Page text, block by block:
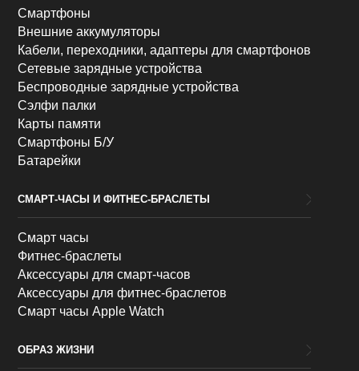
Смартфоны
Внешние аккумуляторы
Кабели, переходники, адаптеры для смартфонов
Сетевые зарядные устройства
Беспроводные зарядные устройства
Сэлфи палки
Карты памяти
Смартфоны Б/У
Батарейки
СМАРТ-ЧАСЫ И ФИТНЕС-БРАСЛЕТЫ
Смарт часы
Фитнес-браслеты
Аксессуары для смарт-часов
Аксессуары для фитнес-браслетов
Смарт часы Apple Watch
ОБРАЗ ЖИЗНИ